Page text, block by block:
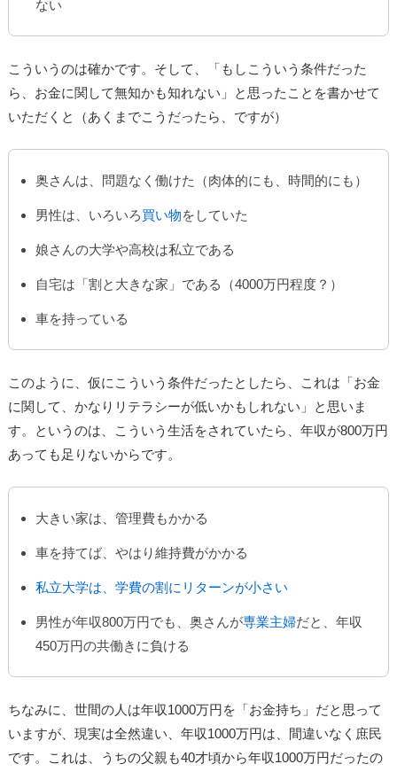
ない
こういうのは確かです。そして、「もしこういう条件だった
ら、お金に関して無知かも知れない」と思ったことを書かせて
いただくと（あくまでこうだったら、ですが）
奥さんは、問題なく働けた（肉体的にも、時間的にも）
男性は、いろいろ買い物をしていた
娘さんの大学や高校は私立である
自宅は「割と大きな家」である（4000万円程度？）
車を持っている
このように、仮にこういう条件だったとしたら、これは「お金
に関して、かなりリテラシーが低いかもしれない」と思いま
す。というのは、こういう生活をされていたら、年収が800万円
あっても足りないからです。
大きい家は、管理費もかかる
車を持てば、やはり維持費がかかる
私立大学は、学費の割にリターンが小さい
男性が年収800万円でも、奥さんが専業主婦だと、年収
450万円の共働きに負ける
ちなみに、世間の人は年収1000万円を「お金持ち」だと思って
いますが、現実は全然違い、年収1000万円は、間違いなく庶民
です。これは、うちの父親も40才頃から年収1000万円だったの